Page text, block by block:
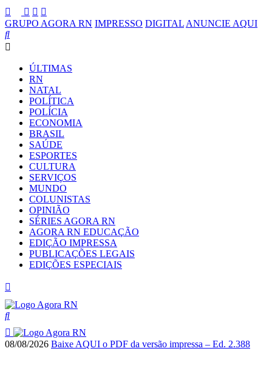
GRUPO AGORA RN IMPRESSO DIGITAL ANUNCIE AQUI
ÚLTIMAS
RN
NATAL
POLÍTICA
POLÍCIA
ECONOMIA
BRASIL
SAÚDE
ESPORTES
CULTURA
SERVIÇOS
MUNDO
COLUNISTAS
OPINIÃO
SÉRIES AGORA RN
AGORA RN EDUCAÇÃO
EDIÇÃO IMPRESSA
PUBLICAÇÕES LEGAIS
EDIÇÕES ESPECIAIS
08/08/2026 Baixe AQUI o PDF da versão impressa – Ed. 2.388